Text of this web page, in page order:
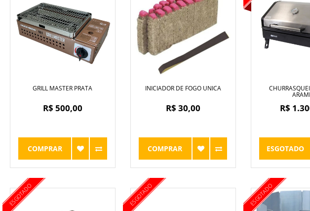
GRILL MASTER PRATA
R$ 500,00
COMPRAR
INICIADOR DE FOGO UNICA
R$ 30,00
COMPRAR
R$
ESGOTADO
ESGOTADO ESGOTADO ESGOTADO